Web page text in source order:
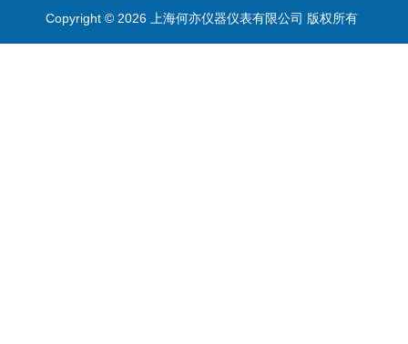
Copyright © 2026 上海何亦仪器仪表有限公司 版权所有